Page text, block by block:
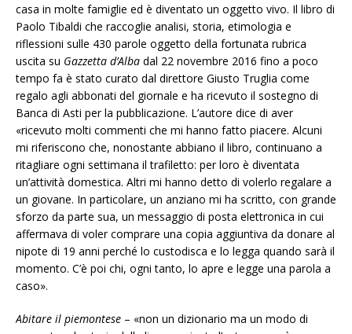
casa in molte famiglie ed è diventato un oggetto vivo. Il libro di
Paolo Tibaldi che raccoglie analisi, storia, etimologia e
riflessioni sulle 430 parole oggetto della fortunata rubrica
uscita su Gazzetta d’Alba dal 22 novembre 2016 fino a poco
tempo fa è stato curato dal direttore Giusto Truglia come
regalo agli abbonati del giornale e ha ricevuto il sostegno di
Banca di Asti per la pubblicazione. L’autore dice di aver
«ricevuto molti commenti che mi hanno fatto piacere. Alcuni
mi riferiscono che, nonostante abbiano il libro, continuano a
ritagliare ogni settimana il trafiletto: per loro è diventata
un’attività domestica. Altri mi hanno detto di volerlo regalare a
un giovane. In particolare, un anziano mi ha scritto, con grande
sforzo da parte sua, un messaggio di posta elettronica in cui
affermava di voler comprare una copia aggiuntiva da donare al
nipote di 19 anni perché lo custodisca e lo legga quando sarà il
momento. C’è poi chi, ogni tanto, lo apre e legge una parola a
caso».
Abitare il piemontese – «non un dizionario ma un modo di